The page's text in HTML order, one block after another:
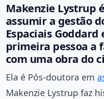
Makenzie Lystrup
assumir a gestão
Espaciais
primeira pessoa a
com uma obra do
Ela é Pós-doutora em
Makenzie Lystrup faz